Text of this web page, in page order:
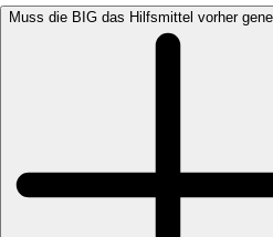
Muss die BIG das Hilfsmittel vorher